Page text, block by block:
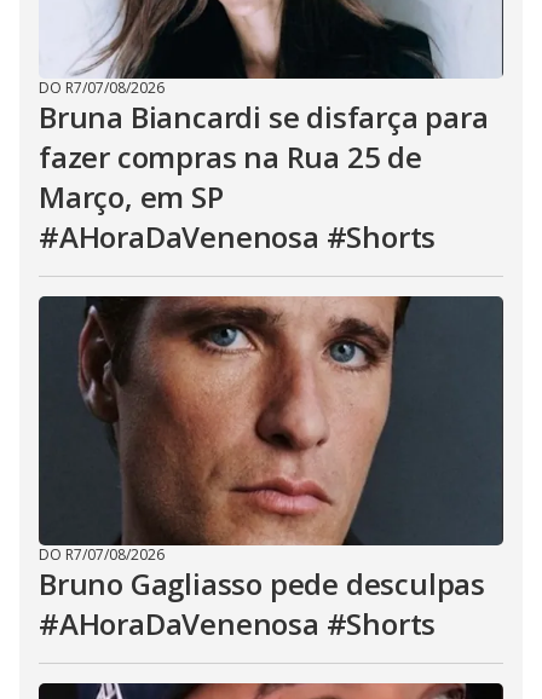
DO R7/07/08/2026
Bruna Biancardi se disfarça para
fazer compras na Rua 25 de
Março, em SP
#AHoraDaVenenosa #Shorts
DO R7/07/08/2026
Bruno Gagliasso pede desculpas
#AHoraDaVenenosa #Shorts